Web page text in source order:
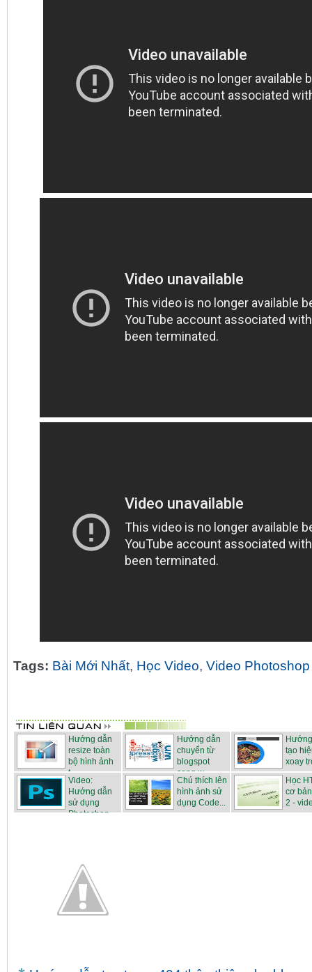
Tags: Bài Mới Nhất, Học Video, Video Photoshop
Hướng dẫn
resize toàn
bộ hình ảnh
t...
Hướng dẫn
chuyển từ
blogspot
sang w...
tạo
xoay
Video:
Hướng dẫn
sử dụng
Photoshop ...
Chú thích lên
hình ảnh sử
dụng Code...
Học
cơ
2 -